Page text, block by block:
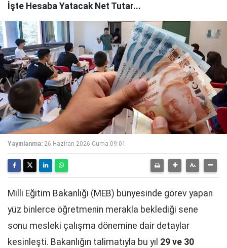
İşte Hesaba Yatacak Net Tutar...
Yayınlanma: 26 Haziran 2026 Cuma 09:01
Milli Eğitim Bakanlığı (MEB) bünyesinde görev yapan
yüz binlerce öğretmenin merakla beklediği sene
sonu mesleki çalışma dönemine dair detaylar
kesinleşti. Bakanlığın talimatıyla bu yıl 29 ve 30